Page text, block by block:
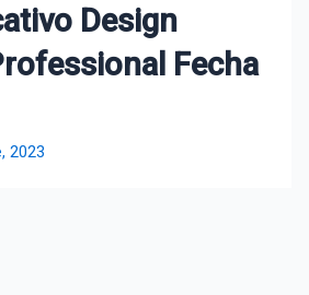
Design
Fecha
2023